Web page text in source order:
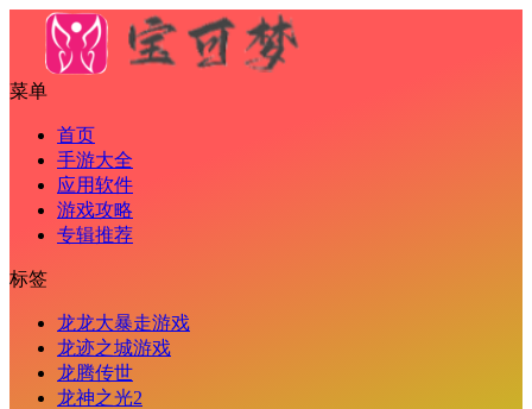
菜单
首页
手游大全
应用软件
游戏攻略
专辑推荐
标签
龙龙大暴走游戏
龙迹之城游戏
龙腾传世
龙神之光2